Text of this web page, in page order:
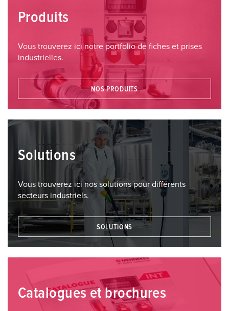
Produits
Vous trouverez ici notre portfolio de fiches et prises
industrielles.
NOS PRODUITS
Solutions
Vous trouverez ici nos solutions pour différents
secteurs industriels.
SOLUTIONS
Catalogues et brochures